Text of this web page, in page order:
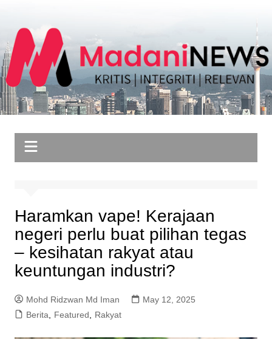
content
Haramkan vape! Kerajaan
negeri perlu buat pilihan tegas
– kesihatan rakyat atau
keuntungan industri?
Mohd Ridzwan Md Iman
May 12, 2025
Berita, Featured, Rakyat